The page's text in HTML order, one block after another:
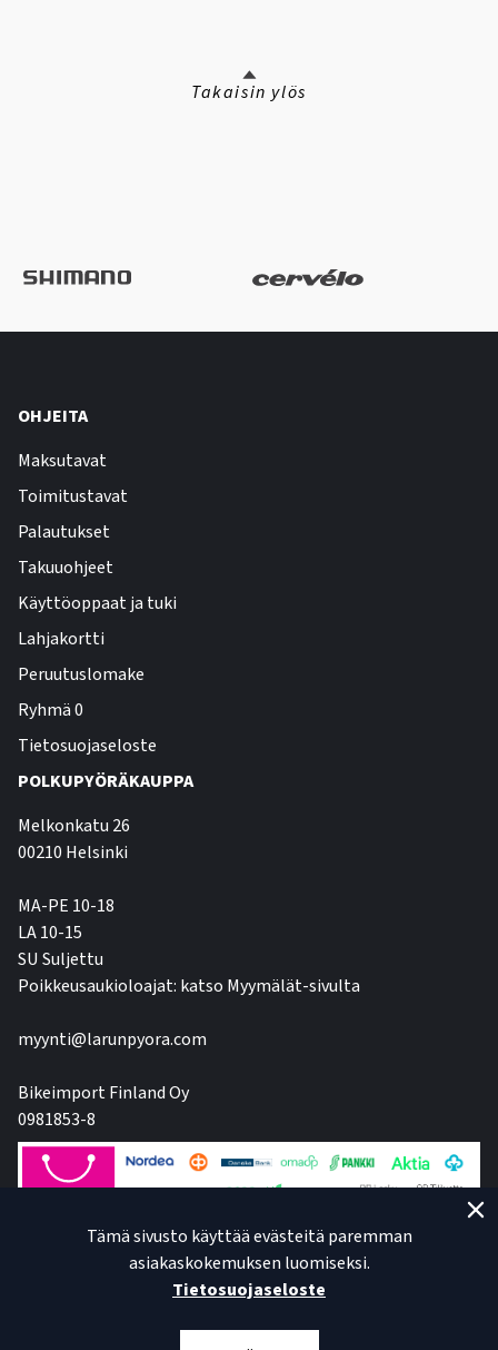
Takaisin ylös
OHJEITA
Maksutavat
Toimitustavat
Palautukset
Takuuohjeet
Käyttöoppaat ja tuki
Lahjakortti
Peruutuslomake
Ryhmä 0
Tietosuojaseloste
POLKUPYÖRÄKAUPPA
Melkonkatu 26
00210 Helsinki
MA-PE 10-18
LA 10-15
SU Suljettu
Poikkeusaukioloajat: katso Myymälät-sivulta
myynti@larunpyora.com
Bikeimport Finland Oy
0981853-8
Tämä sivusto käyttää evästeitä paremman
asiakaskokemuksen luomiseksi.
Tietosuojaseloste